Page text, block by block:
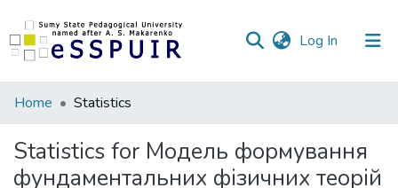
Log In (current)
Communities
Collections
All of DSpace
Home Statistics
Statistics for Модель формування
фундаментальних фізичних теорій